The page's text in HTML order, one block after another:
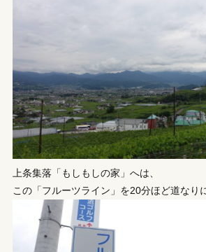
上条集落「もしもしの家」へは、
この「フルーツライン」を20分ほど道なり